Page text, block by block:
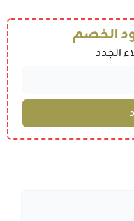
الخصم
الجدد